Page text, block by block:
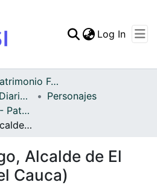
Statistics
Log In
Archivo del Patrimonio Fotográfico y Fílmico del Valle del Cauca
Fondo Fotográfico Diario Occidente
Personajes
FFDO - Personajes - Patrimonial
Roberto Arango, Alcalde de El Cairo (Valle del Cauca)
Alcalde de El
Cauca)